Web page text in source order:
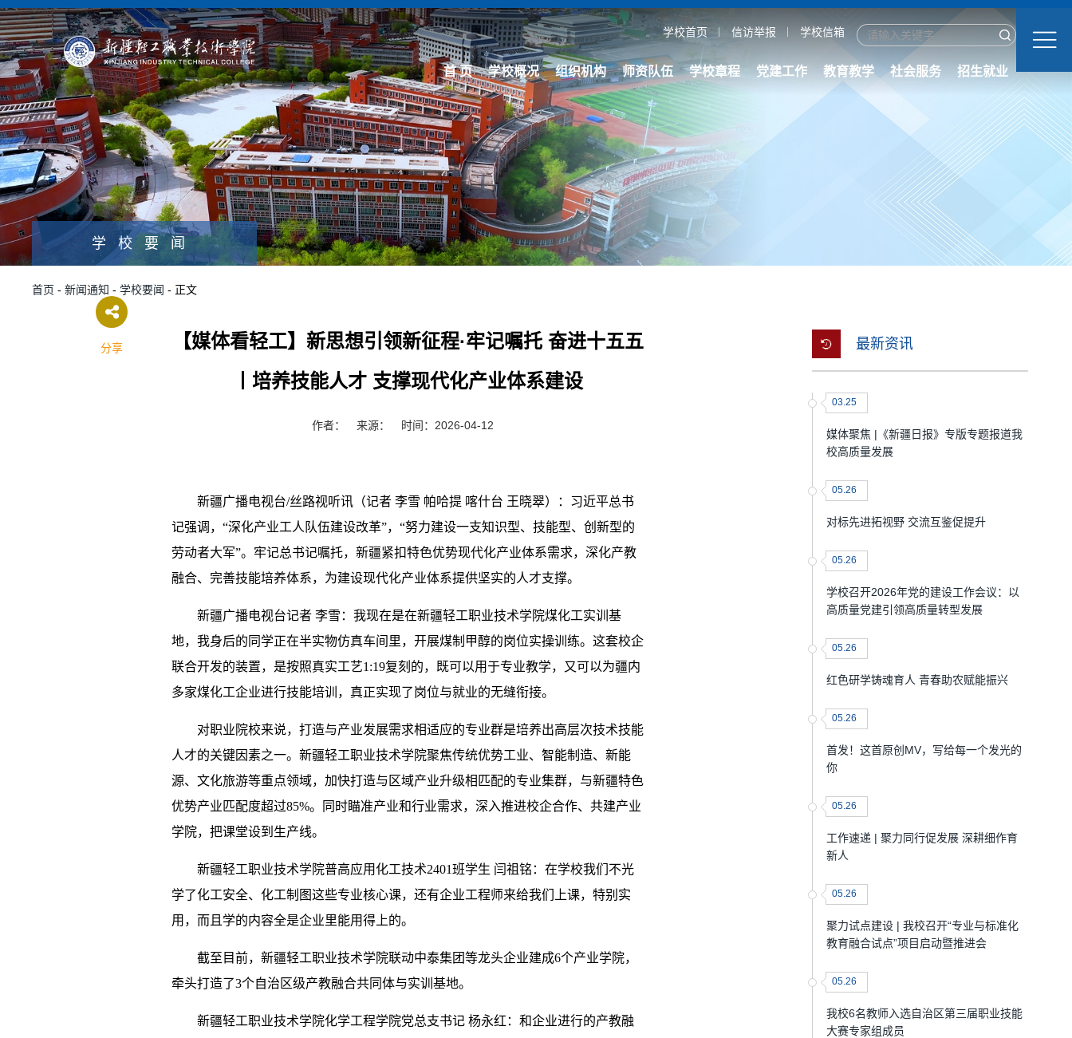
学校首页 信访举报 学校信箱
首 页 学校概况 组织机构 师资队伍 学校章程 党建工作 教育教学 社会服务 招生就业
学校要闻
首页 - 新闻通知 - 学校要闻 - 正文
【媒体看轻工】新思想引领新征程·牢记嘱托 奋进十五五
丨培养技能人才 支撑现代化产业体系建设
作者： 来源： 时间：2026-04-12
新疆广播电视台/丝路视听讯（记者 李雪 帕哈提 喀什台 王晓翠）：习近平总书
记强调，“深化产业工人队伍建设改革”，“努力建设一支知识型、技能型、创新型的
劳动者大军”。牢记总书记嘱托，新疆紧扣特色优势现代化产业体系需求，深化产教
融合、完善技能培养体系，为建设现代化产业体系提供坚实的人才支撑。
新疆广播电视台记者 李雪：我现在是在新疆轻工职业技术学院煤化工实训基
地，我身后的同学正在半实物仿真车间里，开展煤制甲醇的岗位实操训练。这套校企
联合开发的装置，是按照真实工艺1:19复刻的，既可以用于专业教学，又可以为疆内
多家煤化工企业进行技能培训，真正实现了岗位与就业的无缝衔接。
对职业院校来说，打造与产业发展需求相适应的专业群是培养出高层次技术技能
人才的关键因素之一。新疆轻工职业技术学院聚焦传统优势工业、智能制造、新能
源、文化旅游等重点领域，加快打造与区域产业升级相匹配的专业集群，与新疆特色
优势产业匹配度超过85%。同时瞄准产业和行业需求，深入推进校企合作、共建产业
学院，把课堂设到生产线。
新疆轻工职业技术学院普高应用化工技术2401班学生 闫祖铭：在学校我们不光
学了化工安全、化工制图这些专业核心课，还有企业工程师来给我们上课，特别实
用，而且学的内容全是企业里能用得上的。
截至目前，新疆轻工职业技术学院联动中泰集团等龙头企业建成6个产业学院，
牵头打造了3个自治区级产教融合共同体与实训基地。
新疆轻工职业技术学院化学工程学院党总支书记 杨永红：和企业进行的产教融
最新资讯
03.25
媒体聚焦 |《新疆日报》专版专题报道我
校高质量发展
05.26
对标先进拓视野 交流互鉴促提升
05.26
学校召开2026年党的建设工作会议：以
高质量党建引领高质量转型发展
05.26
红色研学铸魂育人 青春助农赋能振兴
05.26
首发！这首原创MV，写给每一个发光的
你
05.26
工作速递 | 聚力同行促发展 深耕细作育
新人
05.26
聚力试点建设 | 我校召开“专业与标准化
教育融合试点”项目启动暨推进会
05.26
我校6名教师入选自治区第三届职业技能
大赛专家组成员
分享